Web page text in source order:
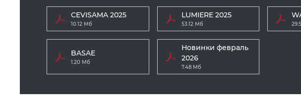
CEVISAMA 2025
10.12 Мб
LUMIERE 2025
53.12 Мб
BASAE
1.20 Мб
Новинки февраль
2026
7.48 Мб